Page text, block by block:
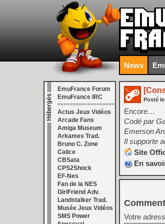
News
EmuFrance Forum
EmuFrance IRC
===================
Actus Jeux Vidéos
Arcade Fans
Amiga Museum
Arkames Trad.
Bruno C. Zone
Calice
CBSata
CPS2Shock
EF-Nes
Fan de la NES
GirlFriend Adv.
Landstalker Trad.
Musée Jeux Vidéos
SMS Power
Posté le
Encore…
Codé par
Emerson
Il supporte
Site
En
Votre